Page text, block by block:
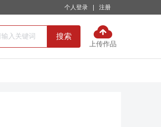
个人登录 注册
搜索
上传作品